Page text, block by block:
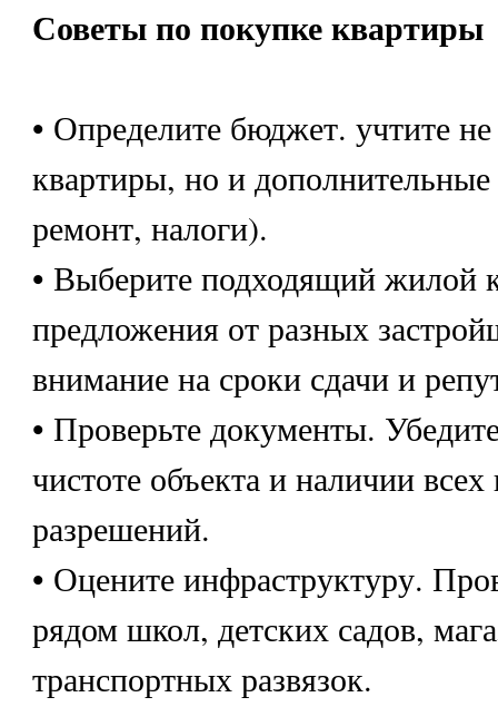
Советы по покупке квартиры
• Определите бюджет. учтите
квартиры, но и
ремонт, налоги).
• Выберите подходящий жилой
предложения от разных
внимание на сроки сдачи и
• Проверьте документы.
чистоте объекта и наличии
разрешений.
• Оцените инфраструктуру.
рядом школ, детских садов,
транспортных развязок.